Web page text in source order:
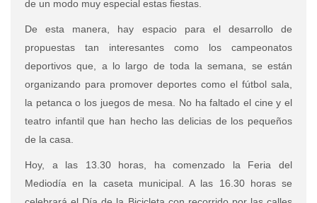
de un modo muy especial estas fiestas.
De esta manera, hay espacio para el desarrollo de
propuestas tan interesantes como los campeonatos
deportivos que, a lo largo de toda la semana, se están
organizando para promover deportes como el fútbol sala,
la petanca o los juegos de mesa. No ha faltado el cine y el
teatro infantil que han hecho las delicias de los pequeños
de la casa.
Hoy, a las 13.30 horas, ha comenzado la Feria del
Mediodía en la caseta municipal. A las 16.30 horas se